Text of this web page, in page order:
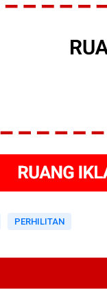
PERHILITAN